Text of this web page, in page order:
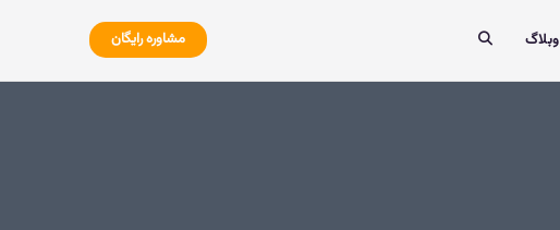
مشاوره رایگان وبلاگ